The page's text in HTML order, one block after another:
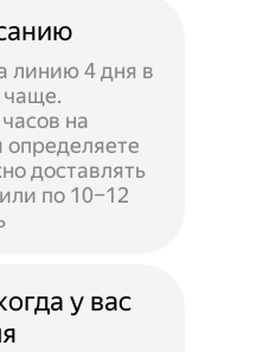
линию 4 дня в
на
определяете
доставлять
по 10–12
у вас